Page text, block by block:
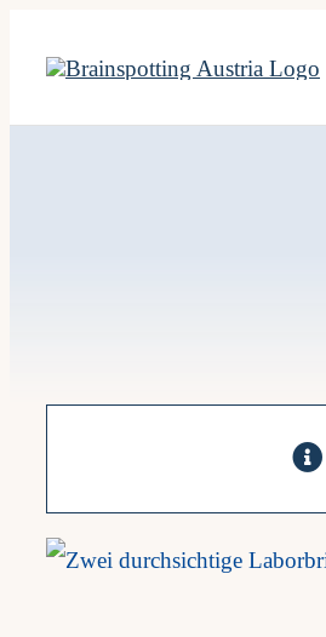
content